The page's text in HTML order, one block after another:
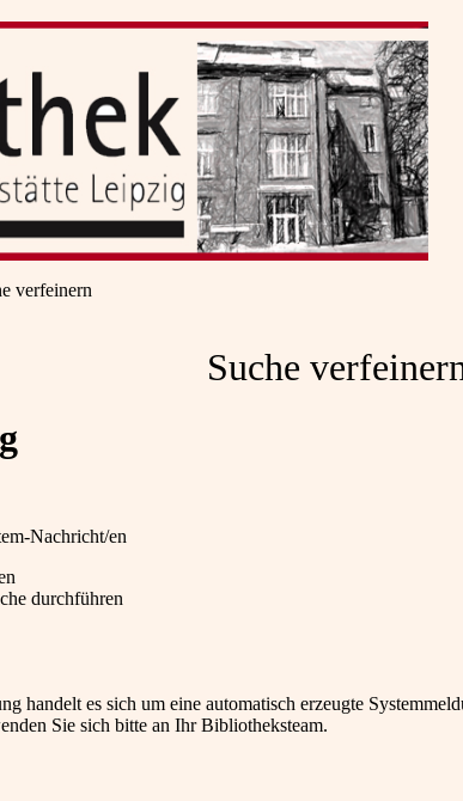
verfeinern
Suche
Nachricht/en
durchführen
handelt es sich um eine automatisch erzeugte
Sie sich bitte an Ihr Bibliotheksteam.